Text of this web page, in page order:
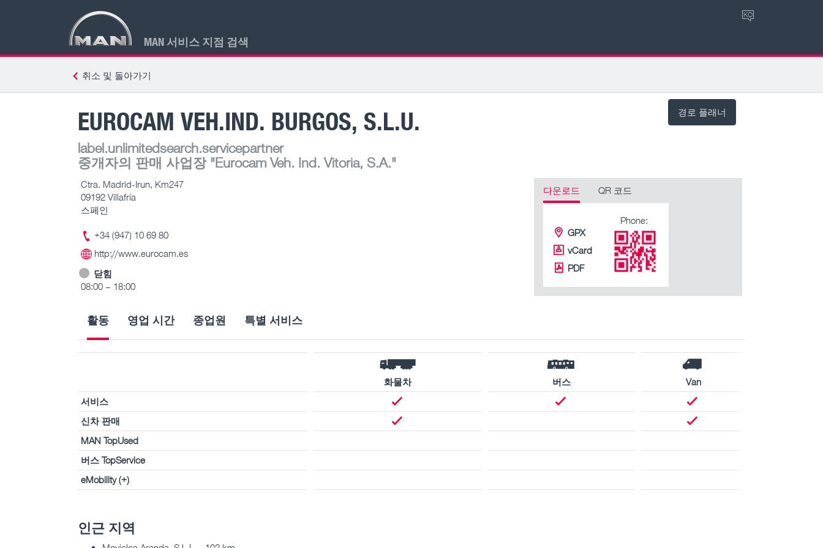
MAN 서비스 지점 검색
KO
취소 및 돌아가기
경로 플래너
EUROCAM VEH.IND. BURGOS, S.L.U.
label.unlimitedsearch.servicepartner
중개자의 판매 사업장"Eurocam Veh. Ind. Vitoria, S.A."
Ctra. Madrid-Irun, Km247
09192 Villafría
스페인
+34 (947) 10 69 80
http://www.eurocam.es
닫힘
08:00 – 18:00
다운로드 QR 코드
GPX
vCard
PDF
Phone:
활동 영업 시간 종업원 특별 서비스
화물차 버스
Van
서비스
신차 판매
MAN TopUsed
버스 TopService
eMobility (+)
인근 지역